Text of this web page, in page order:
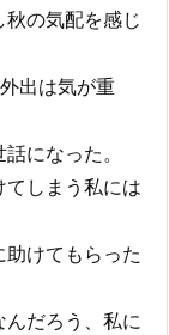
の気配を感じ
出は気が重
になった。
しまう私には
けてもらった
だろう、私に